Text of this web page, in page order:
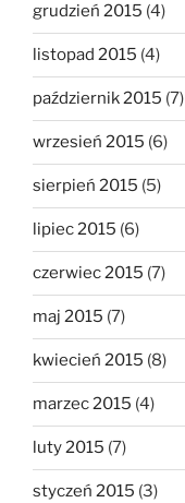
grudzień 2015 (4)
listopad 2015 (4)
październik 2015 (7)
wrzesień 2015 (6)
sierpień 2015 (5)
lipiec 2015 (6)
czerwiec 2015 (7)
maj 2015 (7)
kwiecień 2015 (8)
marzec 2015 (4)
luty 2015 (7)
styczeń 2015 (3)